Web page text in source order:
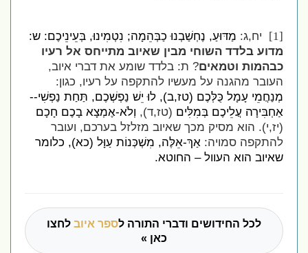
[1] יח,ג:מַדּוּעַ, נֶחְשַׁבְנוּ כַבְּהֵמָה; נִטְמִינוּ, בְּעֵינֵיכֶם: ש:
מדוע בלדד השוחי מבין שאיוב מתייחס אל רעיו
כבהמות וטמאים? ת: בלדד שומע את דברי איוב,
העובר מהגנה על מעשיו להתקפה על רעיו, כגון:
מְנַחֲמֵי עָמָל כֻּלְּכֶם (טז,ב), לוּ יֵשׁ נַפְשְׁכֶם, תַּחַת נַפְשִׁי--
אַחְבִּירָה עֲלֵיכֶם בְּמִלִּים(טז,ד),וְלֹא-אֶמְצָא בָכֶם חָכָם
(יז,י). הוא מסיק מכך שאיוב מזלזל בערכם, ועובר
להתקפה סמויה:אַךְ-אֵלֶּה, מִשְׁכְּנוֹת עַוָּל (כא), כלומר
שאיוב הוא העוול – החוטא.
לכל החידושים ודברי התורה לספר איובלחצו
כאן »